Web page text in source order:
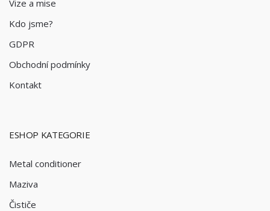
Vize a mise
Kdo jsme?
GDPR
Obchodní podmínky
Kontakt
ESHOP KATEGORIE
Metal conditioner
Maziva
Čističe